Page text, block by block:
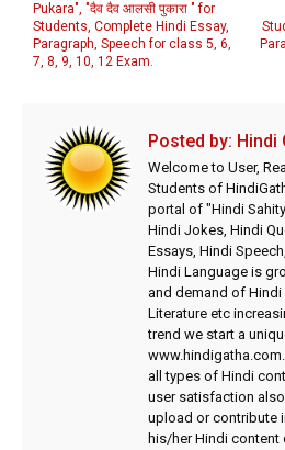
Pukara", "दैव दैव आलसी पुकारा " for
Students, Complete Hindi Essay,
Paragraph, Speech for class 5, 6,
7, 8, 9, 10, 12 Exam.
Posted by: Hindi
Welcome to User,
Students of
portal of "Hindi
Hindi Jokes, Hindi
Essays, Hindi
Hindi Language is
and demand of Hindi
Literature etc
trend we start a
all types of Hindi
user satisfaction
upload or contribute
his/her Hindi content